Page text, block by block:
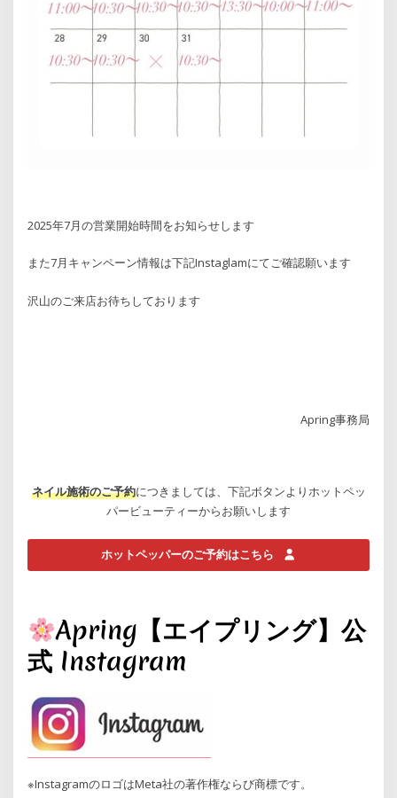
2025年7月の営業開始時間をお知らせします
また7月キャンペーン情報は下記Instaglamにてご確認願います
沢山のご来店お待ちしております
Apring事務局
ネイル施術のご予約につきましては、下記ボタンよりホットペッ
パービューティーからお願いします
ホットペッパーのご予約はこちら
Apring【エイプリング】公
式 Instagram
※InstagramのロゴはMeta社の著作権ならび商標です。